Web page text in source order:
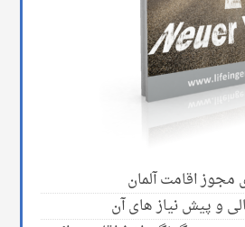
مجوز اقامت آلمان
و پیش نیاز های آن